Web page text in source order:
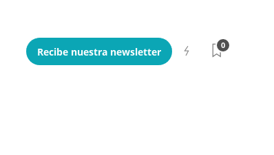
Recibe nuestra newsletter
0